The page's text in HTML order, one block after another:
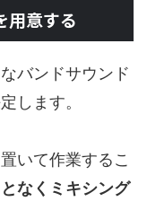
用意する
バンドサウンド
します。
いて作業するこ
なくミキシング